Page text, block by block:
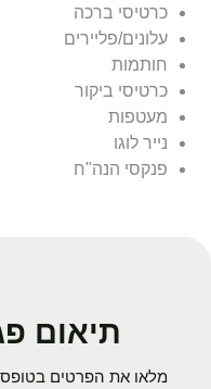
כרטיסי ברכה
עלונים/פליירים
חותמות
כרטיסי ביקור
מעטפות
נייר לוגו
פנקסי הנה"ח
תיאום
מלאו את הפרטים